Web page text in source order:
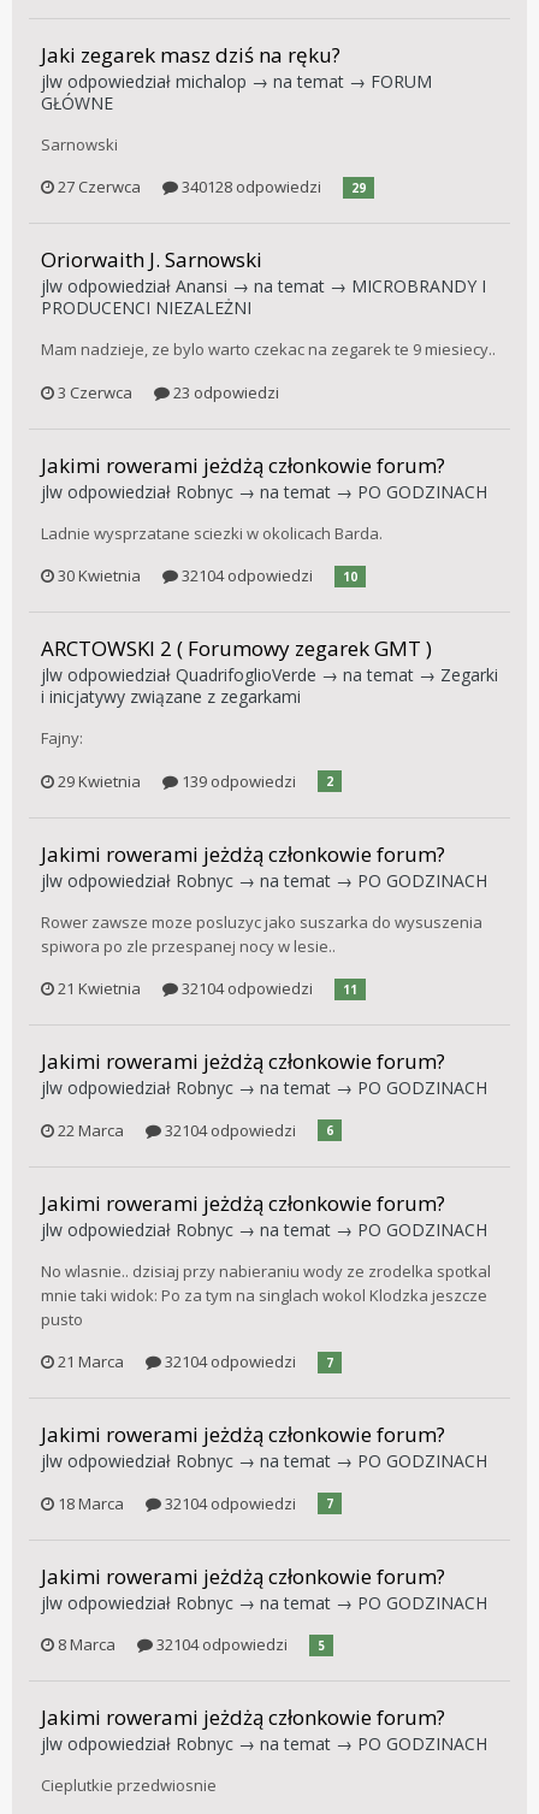
Jaki zegarek masz dziś na ręku?
jlw odpowiedział michalop → na temat → FORUM
GŁÓWNE
Sarnowski
27 Czerwca
340128 odpowiedzi 29
Oriorwaith J. Sarnowski
jlw odpowiedział Anansi → na temat → MICROBRANDY I
PRODUCENCI NIEZALEŻNI
Mam nadzieje, ze bylo warto czekac na zegarek te 9 miesiecy..
3 Czerwca
23 odpowiedzi
Jakimi rowerami jeżdżą członkowie forum?
jlw odpowiedział Robnyc → na temat → PO GODZINACH
Ladnie wysprzatane sciezki w okolicach Barda.
30 Kwietnia
32104 odpowiedzi 10
ARCTOWSKI 2 ( Forumowy zegarek GMT )
jlw odpowiedział QuadrifoglioVerde → na temat → Zegarki
i inicjatywy związane z zegarkami
Fajny:
29 Kwietnia
139 odpowiedzi 2
Jakimi rowerami jeżdżą członkowie forum?
jlw odpowiedział Robnyc → na temat → PO GODZINACH
Rower zawsze moze posluzyc jako suszarka do wysuszenia
spiwora po zle przespanej nocy w lesie..
21 Kwietnia
32104 odpowiedzi 11
Jakimi rowerami jeżdżą członkowie forum?
jlw odpowiedział Robnyc → na temat → PO GODZINACH
22 Marca 32104 odpowiedzi 6
Jakimi rowerami jeżdżą członkowie forum?
jlw odpowiedział Robnyc → na temat → PO GODZINACH
No wlasnie.. dzisiaj przy nabieraniu wody ze zrodelka spotkal
mnie taki widok: Po za tym na singlach wokol Klodzka jeszcze
pusto
21 Marca
32104 odpowiedzi 7
Jakimi rowerami jeżdżą członkowie forum?
jlw odpowiedział Robnyc → na temat → PO GODZINACH
18 Marca 32104 odpowiedzi 7
Jakimi rowerami jeżdżą członkowie forum?
jlw odpowiedział Robnyc → na temat → PO GODZINACH
8 Marca 32104 odpowiedzi 5
Jakimi rowerami jeżdżą członkowie forum?
jlw odpowiedział Robnyc → na temat → PO GODZINACH
Cieplutkie przedwiosnie